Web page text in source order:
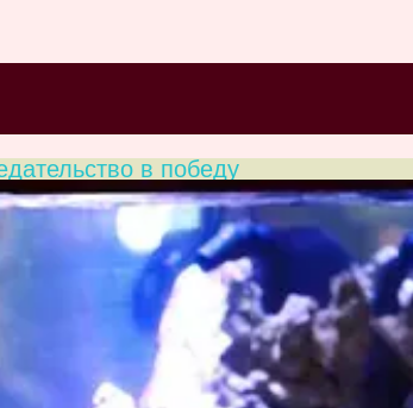
в победу